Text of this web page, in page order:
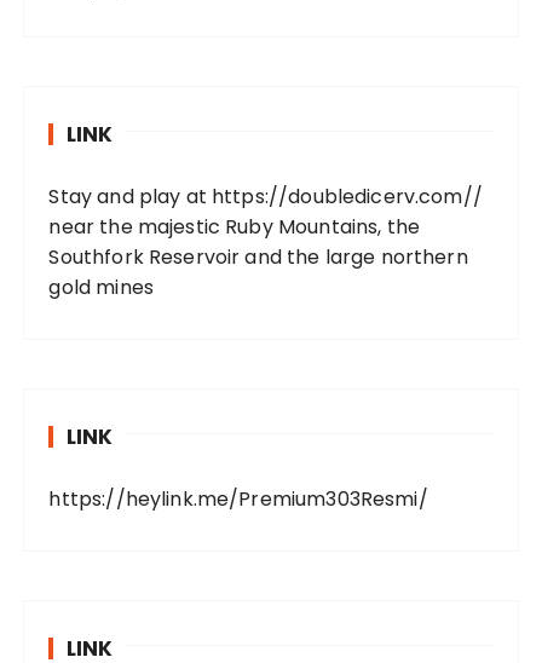
LINK
Stay and play at https://doubledicerv.com//
near the majestic Ruby Mountains, the
Southfork Reservoir and the large northern
gold mines
LINK
https://heylink.me/Premium303Resmi/
LINK